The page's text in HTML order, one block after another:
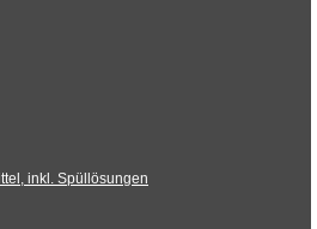
inkl. Spüllösungen